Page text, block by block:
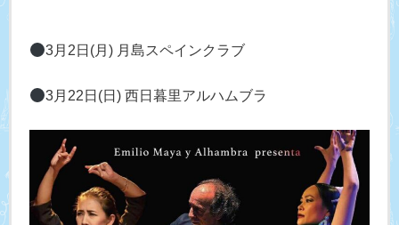
3月2日(月) 月島スペインクラブ
3月22日(日) 西日暮里アルハムブラ